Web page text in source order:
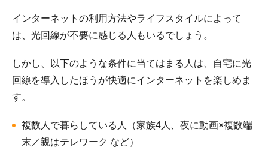
インターネットの利用方法やライフスタイルによって
は、光回線が不要に感じる人もいるでしょう。
しかし、以下のような条件に当てはまる人は、自宅に光
回線を導入したほうが快適にインターネットを楽しめま
す。
複数人で暮らしている人（家族4人、夜に動画×複数端
末／親はテレワーク など）